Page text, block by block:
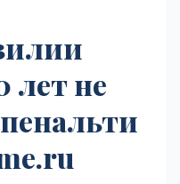
лет не